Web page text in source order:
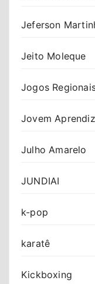
Jeferson
Jeito Moleque
Jogos
Jovem Aprendiz
Julho Amarelo
JUNDIAI
k-pop
karatê
Kickboxing